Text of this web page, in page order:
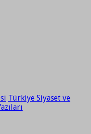
Türkiye Siyaset ve